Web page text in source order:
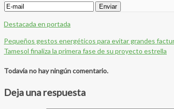
Destacada en portada
Pequeños gestos energéticos para evitar grandes
Tamesol finaliza la primera fase de su proyecto estrella
Todavía no hay ningún comentario.
Deja una respuesta